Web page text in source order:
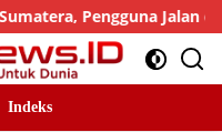
Jalan diimbau
Indeks